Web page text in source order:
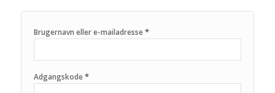
Brugernavn eller e-mailadresse*
Adgangskode*